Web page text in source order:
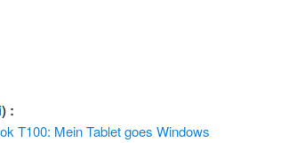
) :
T100: Mein Tablet goes Windows